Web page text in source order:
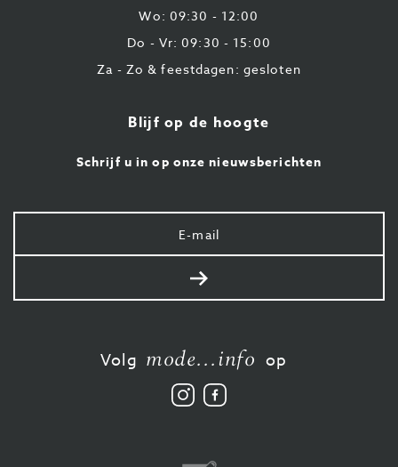
Wo: 09:30 - 12:00
Do - Vr: 09:30 - 15:00
Za - Zo & feestdagen: gesloten
Blijf op de hoogte
Schrijf u in op onze nieuwsberichten
Uw
e-
mail
Verstuur
Volg mode...info op
Volg
ons
Vind
ons